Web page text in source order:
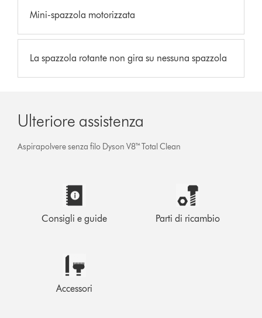
Mini-spazzola motorizzata
La spazzola rotante non gira su nessuna spazzola
Ulteriore assistenza
Aspirapolvere senza filo Dyson V8™ Total Clean
Consigli e guide Parti di ricambio
Accessori